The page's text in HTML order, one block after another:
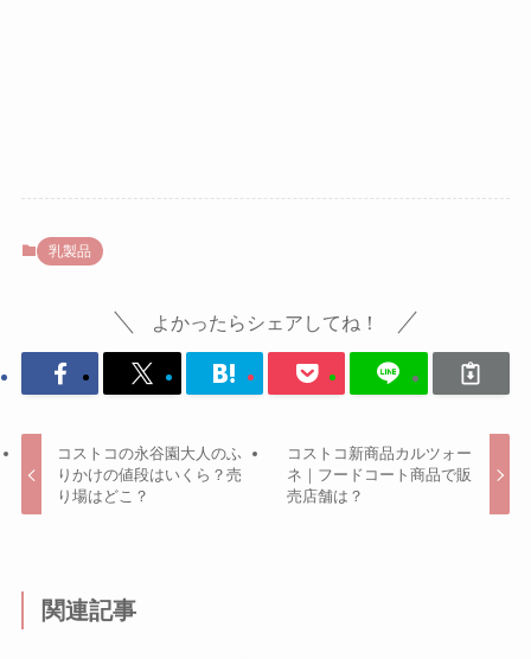
乳製品
よかったらシェアしてね！
コストコの永谷園大人のふ
りかけの値段はいくら？売
り場はどこ？
コストコ新商品カルツォー
ネ｜フードコート商品で販
売店舗は？
関連記事